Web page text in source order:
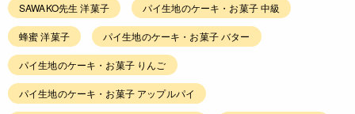
SAWAKO先生 洋菓子 パイ生地のケーキ・お菓子 中級
蜂蜜 洋菓子 パイ生地のケーキ・お菓子 バター
パイ生地のケーキ・お菓子 りんご
パイ生地のケーキ・お菓子 アップルパイ